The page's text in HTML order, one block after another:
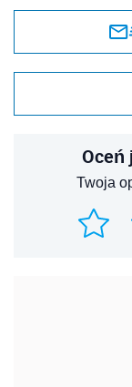
Oceń
Twoja